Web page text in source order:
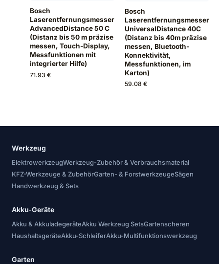
Bosch
Laserentfernungsmesser
AdvancedDistance 50 C
(Distanz bis 50 m präzise
messen, Touch-Display,
Messfunktionen mit
integrierter Hilfe)
71.93 €
Bosch
Laserentfernungsmesser
UniversalDistance 40C
(Distanz bis 40m präzise
messen, Bluetooth-
Konnektivität,
Messfunktionen, im
Karton)
59.08 €
Werkzeug
ElektrowerkzeugWerkzeug-Zubehör & Verbrauchsmaterial
KFZ-Werkzeuge & ZubehörGarten- & ForstwerkzeugeSägen
Handwerkzeug & Sets
Akku-Geräte
Akku & AkkuladegeräteAkku Werkzeug SetsGartenscheren
HaushaltsgeräteAkku-SchleiferAkku-Multifunktionswerkzeug
Garten